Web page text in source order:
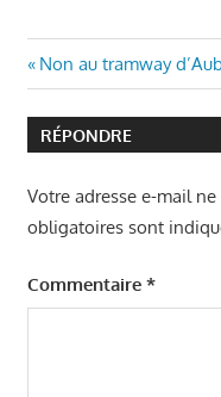
Navigation
de
l’article
Article
précédent
:
Non au tramway
RÉPONDRE
Votre adresse e-mail
obligatoires sont
Commentaire *